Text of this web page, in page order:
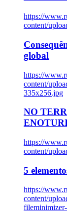
https://
content/
global
https://
content/
335x256.jpg
NO
https://
content/
5
https://
content/